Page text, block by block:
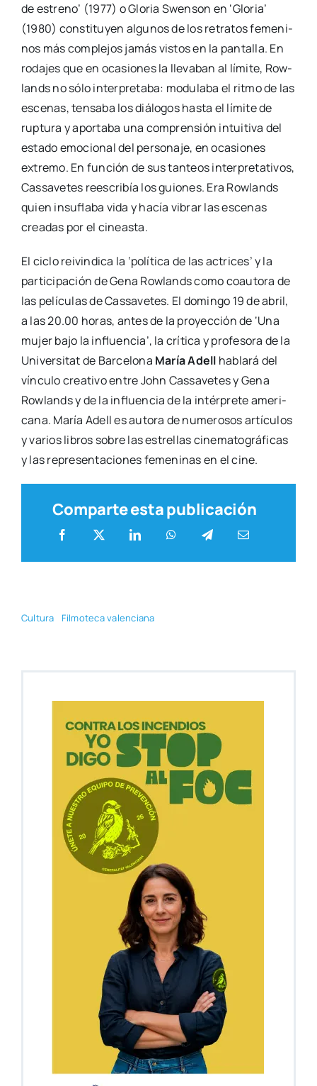
de estreno’ (1977) o Glo­ria Swen­son en ‘Glo­ria’
(1980) cons­ti­tu­yen algu­nos de los retra­tos feme­ni­
nos más com­ple­jos jamás vis­tos en la pan­ta­lla. En
roda­jes que en oca­sio­nes la lle­va­ban al lími­te, Row­
lands no sólo inter­pre­ta­ba: modu­la­ba el rit­mo de las
esce­nas, ten­sa­ba los diá­lo­gos has­ta el lími­te de
rup­tu­ra y apor­ta­ba una com­pren­sión intui­ti­va del
esta­do emo­cio­nal del per­so­na­je, en oca­sio­nes
extre­mo. En fun­ción de sus tan­teos inter­pre­ta­ti­vos,
Cas­sa­ve­tes rees­cri­bía los guio­nes. Era Row­lands
quien insu­fla­ba vida y hacía vibrar las esce­nas
crea­das por el cineas­ta.
El ciclo rei­vin­di­ca la ‘polí­ti­ca de las actri­ces’ y la
par­ti­ci­pa­ción de Gena Row­lands como coau­to­ra de
las pelí­cu­las de Cas­sa­ve­tes. El domin­go 19 de abril,
a las 20.00 horas, antes de la pro­yec­ción de ‘Una
mujer bajo la influen­cia’, la crí­ti­ca y pro­fe­so­ra de la
Uni­ver­si­tat de Bar­ce­lo­na María Adell habla­rá del
víncu­lo crea­ti­vo entre John Cas­sa­ve­tes y Gena
Row­lands y de la influen­cia de la intér­pre­te ame­ri­
ca­na. María Adell es auto­ra de nume­ro­sos artícu­los
y varios libros sobre las estre­llas cine­ma­to­grá­fi­cas
y las repre­sen­ta­cio­nes feme­ni­nas en el cine.
Comparte esta publicación
Cul­tu­ra Fil­mo­te­ca valen­cia­na